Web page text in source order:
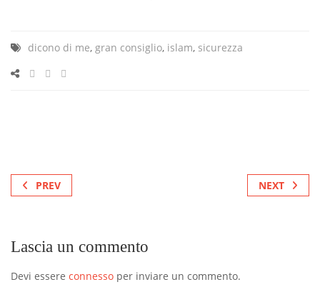
dicono di me, gran consiglio, islam, sicurezza
PREV NEXT
Lascia un commento
Devi essere connesso per inviare un commento.